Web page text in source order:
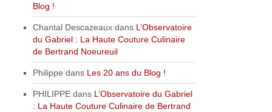
Blog !
Chantal Descazeaux dans L’Observatoire
du Gabriel : La Haute Couture Culinaire
de Bertrand Noeureuil
Philippe dans Les 20 ans du Blog !
PHILIPPE dans L’Observatoire du Gabriel
: La Haute Couture Culinaire de Bertrand